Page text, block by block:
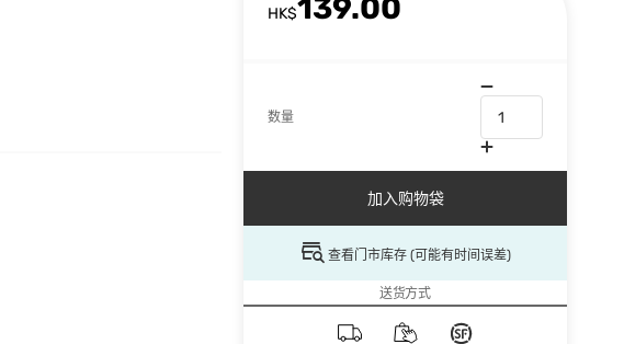
HK$139.00
数量
加入购物袋
查看门市库存 (可能有时间误差)
送货方式